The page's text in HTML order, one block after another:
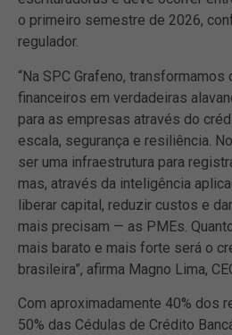
o primeiro semestre de 2026,
regulador.
“Na SPC Grafeno,
financeiros em verdadeiras
para as empresas através do
escala, segurança e resiliência.
ser uma infraestrutura para
mas, através da inteligência
liberar capital, reduzir custos e
mais precisam — as PMEs.
mais barato e mais forte será o
brasileira”, afirma Magno Lima,
Com aproximadamente 40% dos
50% das Cédulas de Crédito